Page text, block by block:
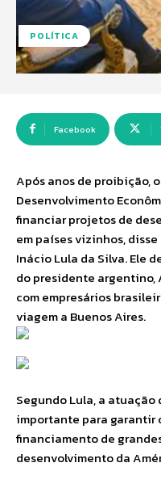
POLÍTICA
Facebook
Após anos de proibição,
Desenvolvimento
financiar projetos de
em países vizinhos,
Inácio Lula da Silva. Ele
do presidente argentino,
com empresários
viagem a Buenos Aires.
Segundo Lula, a
importante para garantir
financiamento de
desenvolvimento da